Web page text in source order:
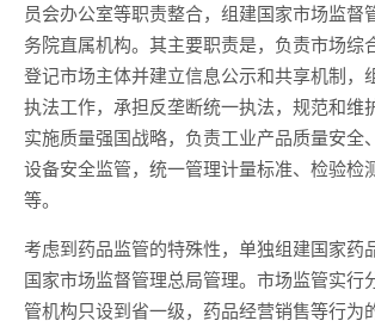
员会办公室等职责整合，组建国家市场监督
务院直属机构。其主要职责是，负责市场综
登记市场主体并建立信息公示和共享机制，
执法工作，承担反垄断统一执法，规范和维
实施质量强国战略，负责工业产品质量安全
设备安全监管，统一管理计量标准、检验检
等。
考虑到药品监管的特殊性，单独组建国家药
国家市场监督管理总局管理。市场监管实行
管机构只设到省一级，药品经营销售等行为